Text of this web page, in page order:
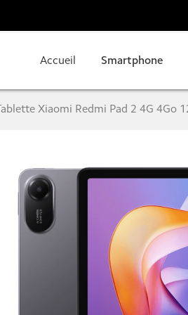
Accueil Smartphone
Tablette Xiaomi Redmi Pad 2 4G 4Go